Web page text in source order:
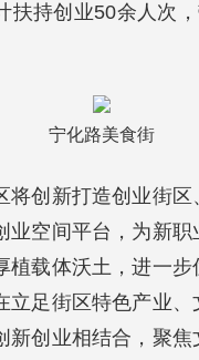
扶持创业50余人次
宁化路美食街
将创新打造创业街区
业空间平台，为新
植载体沃土，进一步
立足街区特色产业
新创业相结合，聚焦